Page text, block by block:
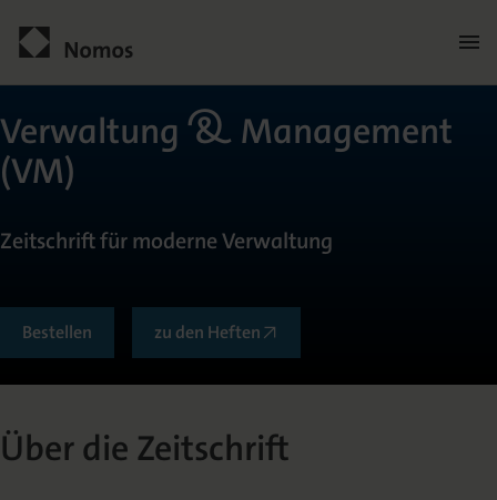
Herausgeberkreis
Kontakt
Verwaltung & Management
(VM)
Zeitschrift für moderne Verwaltung
Bestellen zu den Heften
Über die Zeitschrift